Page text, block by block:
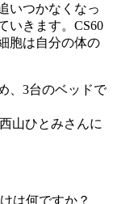
いつかなくなっ
いきます。CS60
胞は自分の体の
、3台のベッドで
山ひとみさんに
は何ですか？